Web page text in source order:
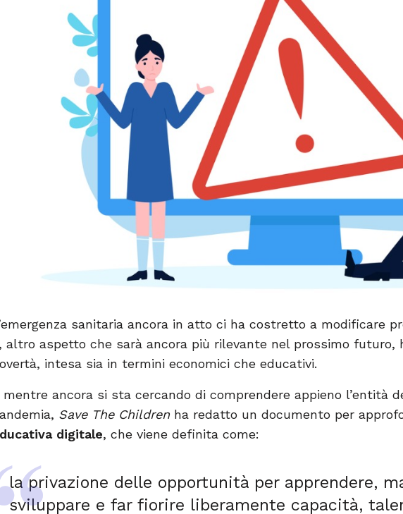
sanitaria ancora in atto ci ha costretto a modificare
altro aspetto che sarà ancora più rilevante nel prossimo futuro,
intesa sia in termini economici che educativi.
mentre ancora si sta cercando di comprendere appieno l’entità
Save The Children ha redatto un documento per
digitale, che viene definita come:
la privazione delle opportunità per apprendere,
sviluppare e far fiorire liberamente capacità,